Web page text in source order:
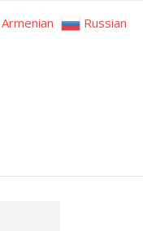
Armenian Russian